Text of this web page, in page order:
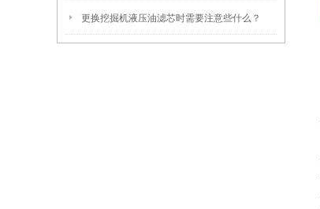
更换挖掘机液压油滤芯时需要注意些什么？